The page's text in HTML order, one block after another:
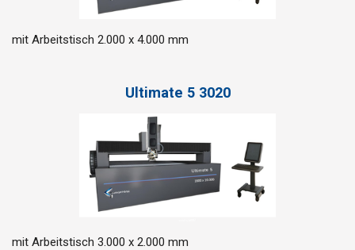
mit Arbeitstisch 2.000 x 4.000 mm
Ultimate 5 3020
mit Arbeitstisch 3.000 x 2.000 mm